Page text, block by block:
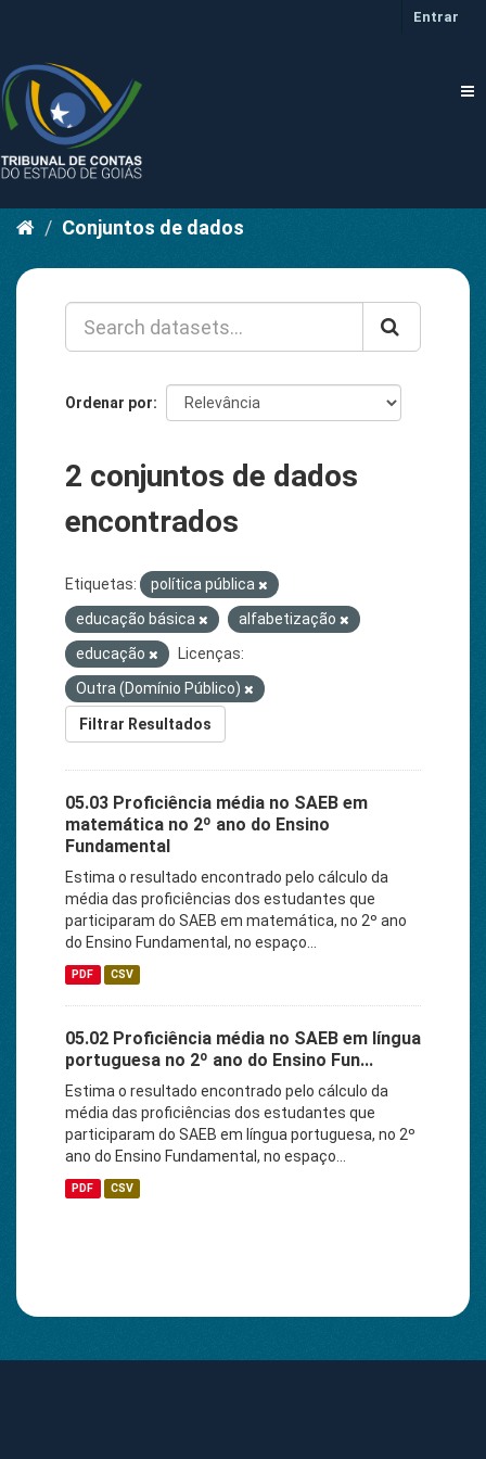
conteúdo
Entrar
Conjuntos de dados
Ordenar por
2 conjuntos de dados
encontrados
Etiquetas:
política pública
educação básica
alfabetização
educação
Licenças:
Outra (Domínio Público)
Filtrar Resultados
05.03 Proficiência média no SAEB em
matemática no 2º ano do Ensino
Fundamental
Estima o resultado encontrado pelo cálculo da
média das proficiências dos estudantes que
participaram do SAEB em matemática, no 2º ano
do Ensino Fundamental, no espaço...
PDF CSV
05.02 Proficiência média no SAEB em língua
portuguesa no 2º ano do Ensino Fun...
Estima o resultado encontrado pelo cálculo da
média das proficiências dos estudantes que
participaram do SAEB em língua portuguesa, no 2º
ano do Ensino Fundamental, no espaço...
PDF CSV